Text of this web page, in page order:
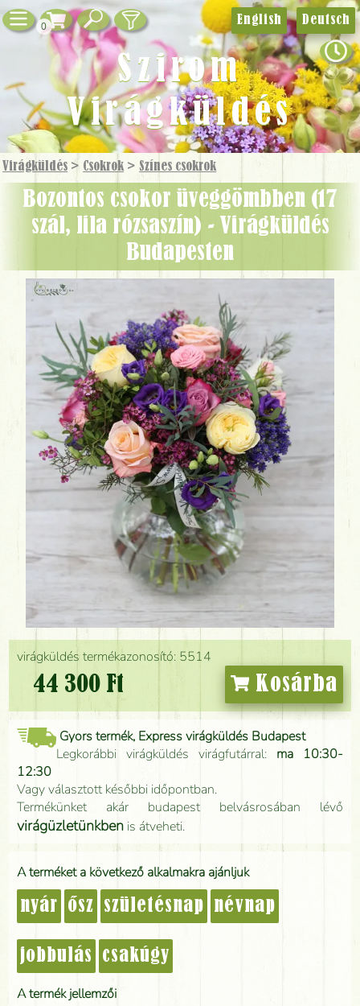
0
Virágküldés > Csokrok >Színes csokrok
bozontos csokor üveggömbben (17
szál, lila rózsaszín) - Virágküldés
Budapesten
virágküldés termékazonosító: 5514
44 300 Ft Kosárba
Gyors termék, Express virágküldés Budapest
Legkorábbi virágküldés virágfutárral: ma 10:30-
12:30
Vagy választott későbbi időpontban.
Termékünket akár budapest belvásrosában lévő
virágüzletünkben is átveheti.
A terméket a következő alkalmakra ajánljuk
nyár ősz születésnap névnap
jobbulás csakúgy
A termék jellemzői
English Deutsch
Szirom
Virágküldés